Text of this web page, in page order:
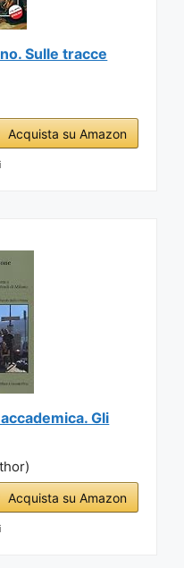
Sulle tracce
Acquista su Amazon
Gli
Acquista su Amazon